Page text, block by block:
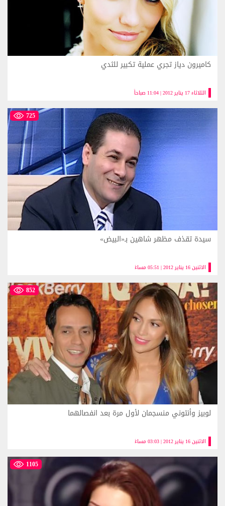
الثلاثاء 17 يناير 2012 | 11:04 صباحاً
كاميرون دياز تجري عملية تكبير للثدي
725
الاثنين 16 يناير 2012 | 05:51 مساءً
سيدة تقذف مظهر شاهين بـ«البيض»
852
الاثنين 16 يناير 2012 | 03:03 مساءً
لوبيز وأنتوني منسجمان لأول مرة بعد انفصالهما
1105